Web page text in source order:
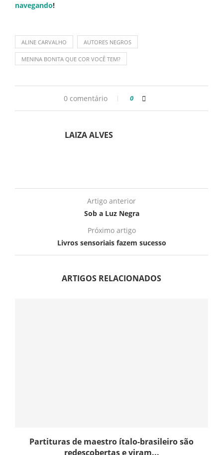
navegando!
ALINE CARVALHO AUTORES NEGROS
MENINA BONITA QUE COR VOCÊ TEM?
0 comentário 0
LAIZA ALVES
Artigo anterior
Sob a Luz Negra
Próximo artigo
Livros sensoriais fazem sucesso
ARTIGOS RELACIONADOS
Partituras de maestro ítalo-brasileiro são
redescobertas e viram...